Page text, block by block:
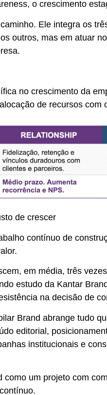
o crescimento
Ele integra os
outros, mas em atuar
no crescimento da
de recursos com
de crescer
contínuo de
em média, três
estudo da Kantar
na decisão de
Brand abrange tudo
editorial,
institucionais e
como um projeto com